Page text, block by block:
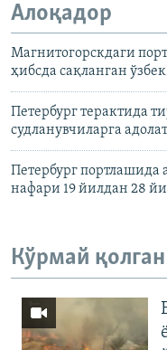
Алоқадор
Магнитогорскдаги
ҳибсда сақланган
Петербург терактида
судланувчиларга
Петербург портлашида
нафари 19 йилдан 28
Кўрмай